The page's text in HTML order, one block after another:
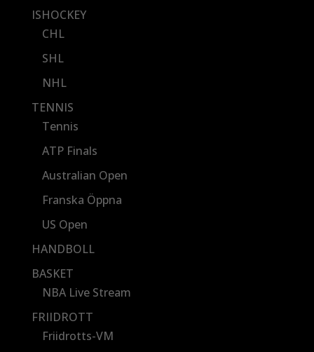
ISHOCKEY
CHL
SHL
NHL
TENNIS
Tennis
ATP Finals
Australian Open
Franska Öppna
US Open
HANDBOLL
BASKET
NBA Live Stream
FRIIDROTT
Friidrotts-VM